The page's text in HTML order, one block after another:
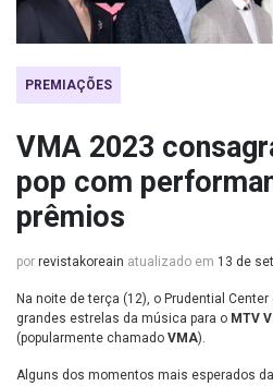
PREMIAÇÕES
VMA 2023
pop com
prêmios
por revistakoreain atualizado em 13 de
Na noite de terça (12), o Prudential
grandes estrelas da música para o MTV
(popularmente chamado VMA).
Alguns dos momentos mais esperados